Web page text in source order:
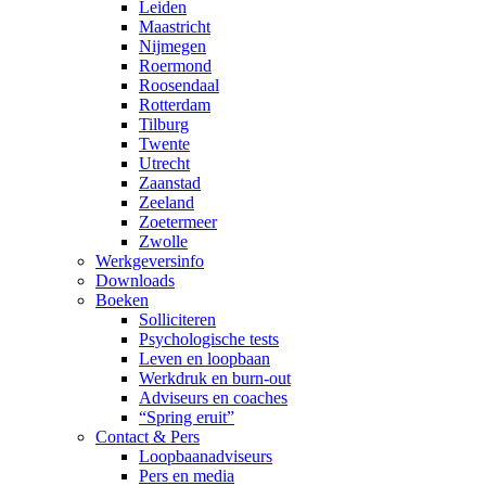
Leiden
Maastricht
Nijmegen
Roermond
Roosendaal
Rotterdam
Tilburg
Twente
Utrecht
Zaanstad
Zeeland
Zoetermeer
Zwolle
Werkgeversinfo
Downloads
Boeken
Solliciteren
Psychologische tests
Leven en loopbaan
Werkdruk en burn-out
Adviseurs en coaches
“Spring eruit”
Contact & Pers
Loopbaanadviseurs
Pers en media